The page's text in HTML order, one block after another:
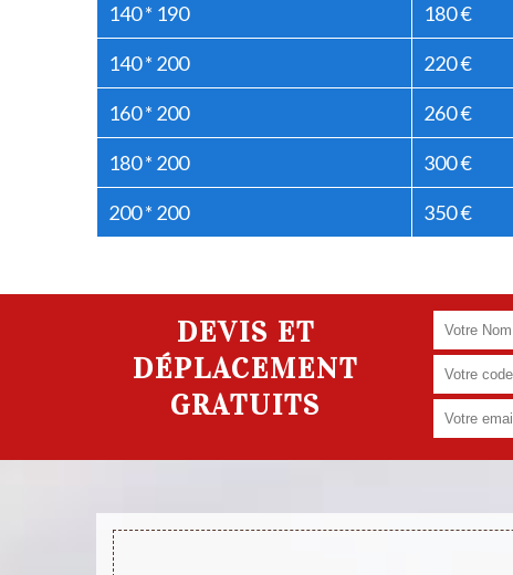
140 * 190 180 €
140 * 200 220 €
160 * 200 260 €
180 * 200 300 €
200 * 200 350 €
DEVIS ET
DÉPLACEMENT
GRATUITS